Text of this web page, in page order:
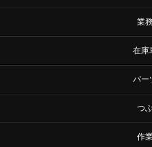
業
在庫
パー
つ
作